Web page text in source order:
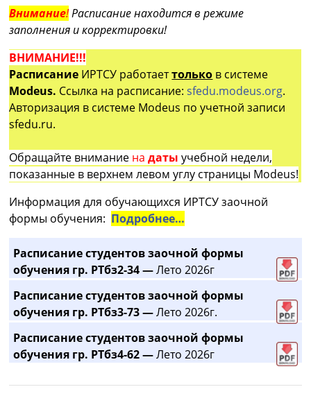
Внимание!Расписание находится в режиме
заполнения и корректировки!
ВНИМАНИЕ!!!
Расписание ИРТСУ работаеттолько в системе
Modeus. Ссылка на расписание:sfedu.modeus.org.
Авторизация в системе Modeus по учетной записи
sfedu.ru.
Обращайте внимание на датыучебной недели,
показанные в верхнем левом углу страницы Modeus!
Информация для обучающихся ИРТСУ заочной
формы обучения: Подробнее…
Расписание студентов заочной формы
обучения гр. РТбз2-34 —Лето 2026г
Расписание студентов заочной формы
обучения гр. РТбз3-73 —Лето 2026г.
Расписание студентов заочной формы
обучения гр. РТбз4-62 —Лето 2026г